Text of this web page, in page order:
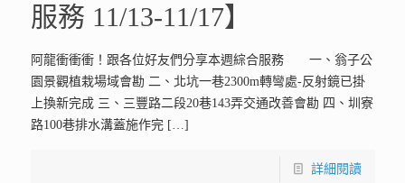
服務 11/13-11/17】
阿龍衝衝衝！跟各位好友們分享本週綜合服務 一、翁子公
園景觀植栽場域會勘 二、北坑一巷2300m轉彎處-反射鏡已掛
上換新完成 三、三豐路二段20巷143弄交通改善會勘 四、圳寮
路100巷排水溝蓋施作完[…]
詳細閱讀